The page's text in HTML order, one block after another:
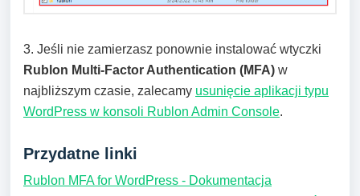
3. Jeśli nie zamierzasz ponownie instalować wtyczki
Rublon Multi-Factor Authentication (MFA) w
najbliższym czasie, zalecamy usunięcie aplikacji typu
WordPress w konsoli Rublon Admin Console.
Przydatne linki
Rublon MFA for WordPress - Dokumentacja